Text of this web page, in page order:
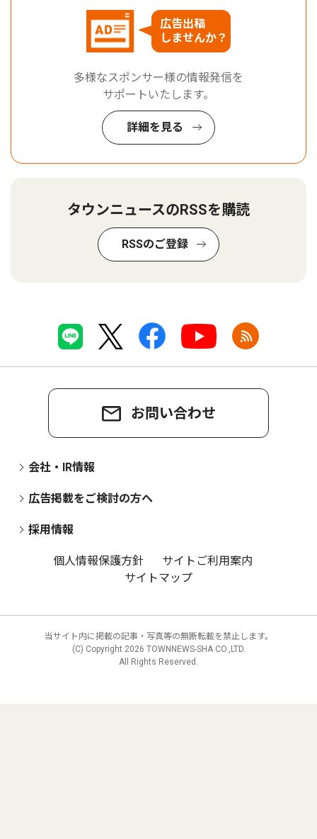
広告出稿
しませんか？
多様なスポンサー様の情報発信を
サポートいたします。
詳細を見る
タウンニュースのRSSを購読
RSSのご登録
お問い合わせ
会社・IR情報
広告掲載をご検討の方へ
採用情報
個人情報保護方針
サイトご利用案内
サイトマップ
当サイト内に掲載の記事・写真等の無断転載を禁止します。
(C) Copyright 2026 TOWNNEWS-SHA CO.,LTD.
All Rights Reserved.